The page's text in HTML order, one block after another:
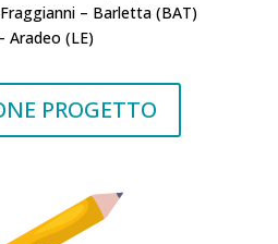
– Barletta (BAT)
Aradeo (LE)
PROGETTO